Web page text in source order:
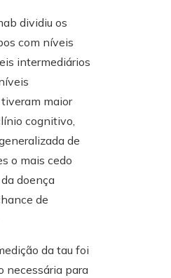
dividiu os
com níveis
intermediários
maior
cognitivo,
de
o mais cedo
doença
de
da tau foi
necessária para